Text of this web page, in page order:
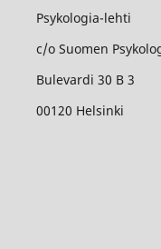
Psykologia-lehti
c/o Suomen
Bulevardi 30 B 3
00120 Helsinki